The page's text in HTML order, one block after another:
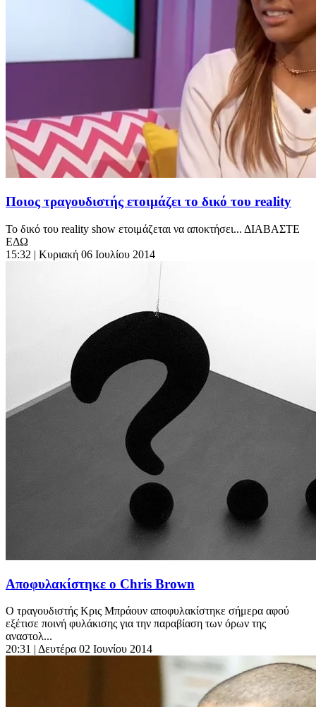
Ποιος τραγουδιστής ετοιμάζει το δικό του reality
Το δικό του reality show ετοιμάζεται να αποκτήσει... ΔΙΑΒΑΣΤΕ
ΕΔΩ
15:32 | Κυριακή 06 Ιουλίου 2014
Αποφυλακίστηκε ο Chris Brown
Ο τραγουδιστής Κρις Μπράουν αποφυλακίστηκε σήμερα αφού
εξέτισε ποινή φυλάκισης για την παραβίαση των όρων της
αναστολ...
20:31 | Δευτέρα 02 Ιουνίου 2014